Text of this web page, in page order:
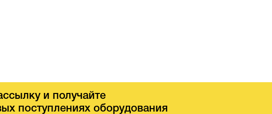
и получайте
поступлениях оборудования